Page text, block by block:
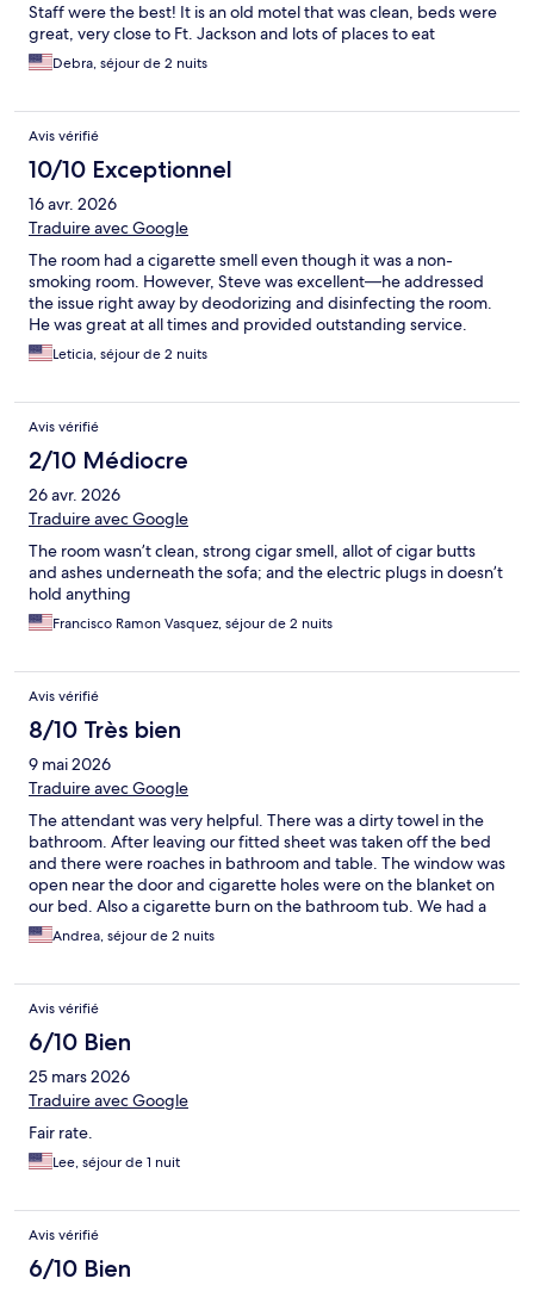
Staff were the best! It is an old motel that was clean, beds were
great, very close to Ft. Jackson and lots of places to eat
Debra, séjour de 2 nuits
Avis vérifié
10/10 Exceptionnel
16 avr. 2026
Traduire avec Google
The room had a cigarette smell even though it was a non-
smoking room. However, Steve was excellent—he addressed
the issue right away by deodorizing and disinfecting the room.
He was great at all times and provided outstanding service.
Leticia, séjour de 2 nuits
Avis vérifié
2/10 Médiocre
26 avr. 2026
Traduire avec Google
The room wasn’t clean, strong cigar smell, allot of cigar butts
and ashes underneath the sofa; and the electric plugs in doesn’t
hold anything
Francisco Ramon Vasquez, séjour de 2 nuits
Avis vérifié
8/10 Très bien
9 mai 2026
Traduire avec Google
The attendant was very helpful. There was a dirty towel in the
bathroom. After leaving our fitted sheet was taken off the bed
and there were roaches in bathroom and table. The window was
open near the door and cigarette holes were on the blanket on
our bed. Also a cigarette burn on the bathroom tub. We had a
non smoking room.
Andrea, séjour de 2 nuits
Avis vérifié
6/10 Bien
25 mars 2026
Traduire avec Google
Fair rate.
Lee, séjour de 1 nuit
Avis vérifié
6/10 Bien